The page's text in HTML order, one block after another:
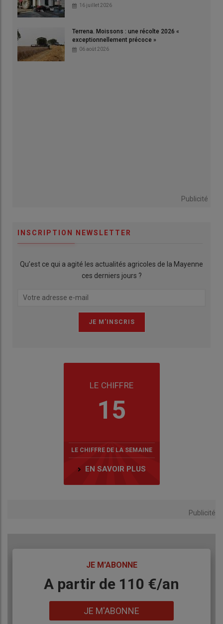
16 juillet 2026
Terrena. Moissons : une récolte 2026 «
exceptionnellement précoce »
06 août 2026
Publicité
INSCRIPTION NEWSLETTER
Qu’est ce qui a agité les actualités agricoles de la Mayenne
ces derniers jours ?
LE CHIFFRE
15
LE CHIFFRE DE LA SEMAINE
EN SAVOIR PLUS
Publicité
JE M'ABONNE
BodyA partir de 110 €/an
JE M'ABONNE